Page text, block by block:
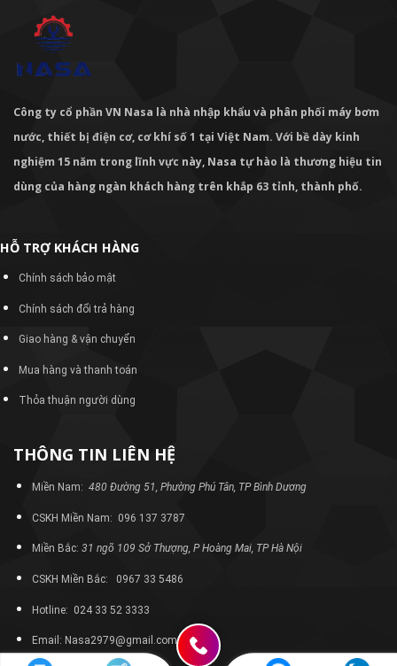
Công ty cổ phần VN Nasa là nhà nhập khẩu và phân phối máy bơm
nước, thiết bị điện cơ, cơ khí số 1 tại Việt Nam. Với bề dày kinh
nghiệm 15 năm trong lĩnh vực này, Nasa tự hào là thương hiệu tin
dùng của hàng ngàn khách hàng trên khắp 63 tỉnh, thành phố.
HỖ TRỢ KHÁCH HÀNG
Chính sách bảo mật
Chính sách đổi trả hàng
Giao hàng & vận chuyển
Mua hàng và thanh toán
Thỏa thuận người dùng
THÔNG TIN LIÊN HỆ
Miền Nam: 480 Đường 51, Phường Phú Tân, TP Bình Dương
CSKH Miền Nam: 096 137 3787
Miền Bắc: 31 ngõ 109 Sở Thượng, P Hoàng Mai, TP Hà Nội
CSKH Miền Bắc: 0967 33 5486
Hotline: 024 33 52 3333
Email: Nasa2979@gmail.com